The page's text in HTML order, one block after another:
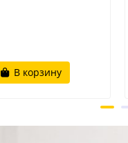
В корзину